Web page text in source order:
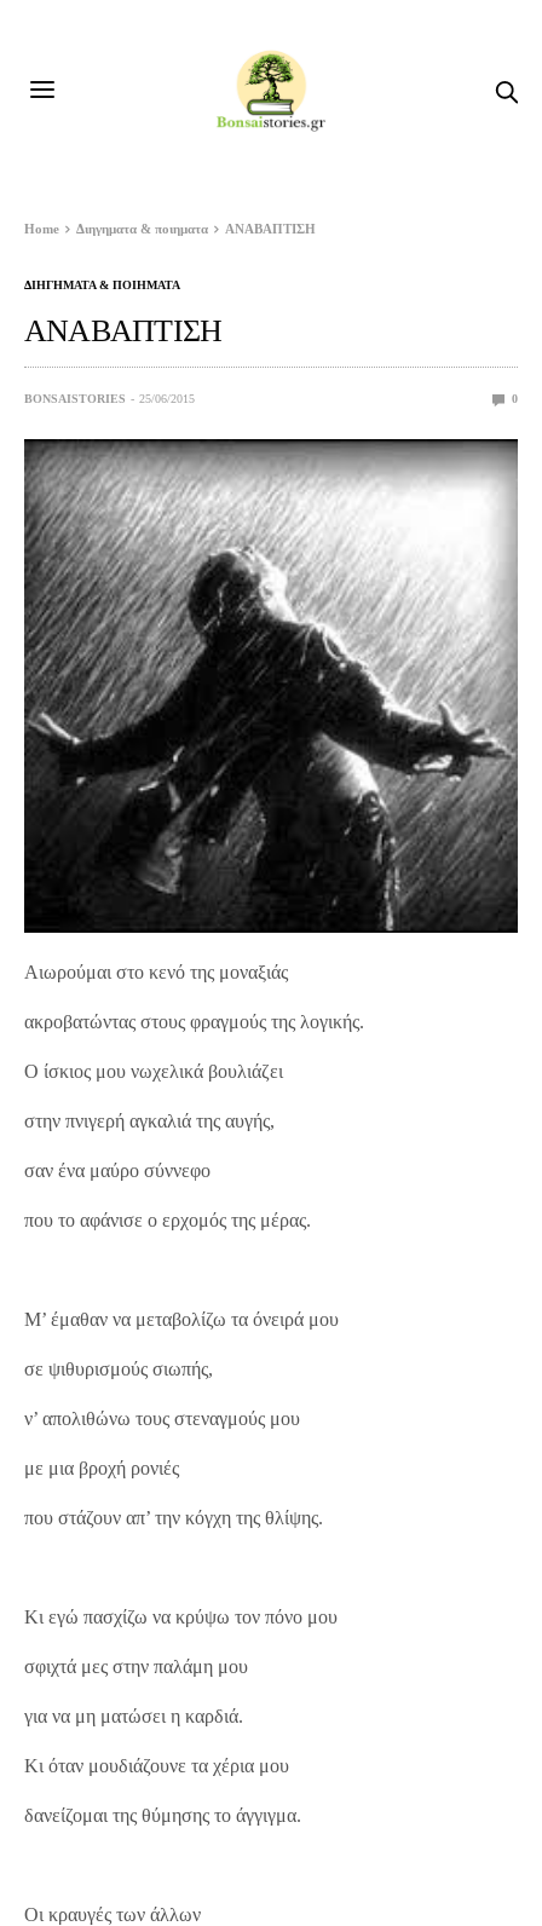
Home Διηγηματα & ποιηματα ΑΝΑΒΑΠΤΙΣΗ
ΔΙΗΓΗΜΑΤΑ & ΠΟΙΗΜΑΤΑ
ΑΝΑΒΑΠΤΙΣΗ
BONSAISTORIES 25/06/2015 0
Αιωρούμαι στο κενό της μοναξιάς
ακροβατώντας στους φραγμούς της λογικής.
Ο ίσκιος μου νωχελικά βουλιάζει
στην πνιγερή αγκαλιά της αυγής,
σαν ένα μαύρο σύννεφο
που το αφάνισε ο ερχομός της μέρας.
Μ’ έμαθαν να μεταβολίζω τα όνειρά μου
σε ψιθυρισμούς σιωπής,
ν’ απολιθώνω τους στεναγμούς μου
με μια βροχή ρονιές
που στάζουν απ’ την κόγχη της θλίψης.
Κι εγώ πασχίζω να κρύψω τον πόνο μου
σφιχτά μες στην παλάμη μου
για να μη ματώσει η καρδιά.
Κι όταν μουδιάζουνε τα χέρια μου
δανείζομαι της θύμησης το άγγιγμα.
Οι κραυγές των άλλων